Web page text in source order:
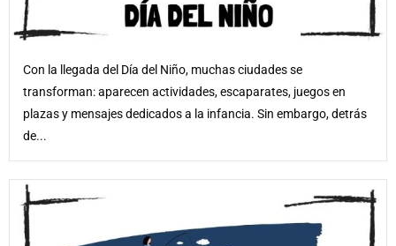
Con la llegada del Día del Niño, muchas ciudades se
transforman: aparecen actividades, escaparates, juegos en
plazas y mensajes dedicados a la infancia. Sin embargo, detrás
de...